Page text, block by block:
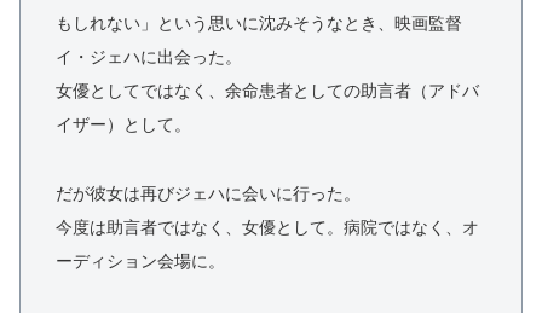
もしれない」という思いに沈みそうなとき、映画監督
イ・ジェハに出会った。
女優としてではなく、余命患者としての助言者（アドバ
イザー）として。
だが彼女は再びジェハに会いに行った。
今度は助言者ではなく、女優として。病院ではなく、オ
ーディション会場に。